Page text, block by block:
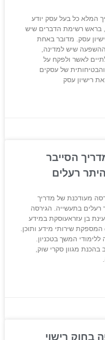
ב2023 – המדריך המלא כל בעל עסק יודע
בראש רשימת הדברים שיש
עסק. מדובר באחת
שיש למדינה,
לאשר ולפקח על
של עסקים
רישיון עסק
הסייבר
רעלים
מעודכנת של מדריך
רעלים בתעשייה. הגירסה
בן עזראעוסקת במידע
משנת 2009 ובעלת חברת dignet המספקת שירותי מידע ותוכן.
המשך בטכניון.
בהכנת מגוון סקרי שוק,
בחוק רישוי